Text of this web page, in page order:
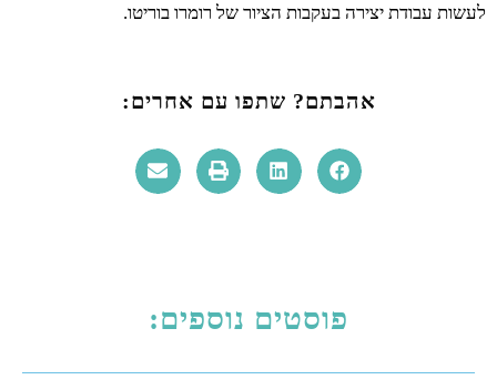
לעשות עבודת יצירה בעקבות הציור של רומרו בוריטו.
אהבתם? שתפו עם אחרים:
פוסטים נוספים: